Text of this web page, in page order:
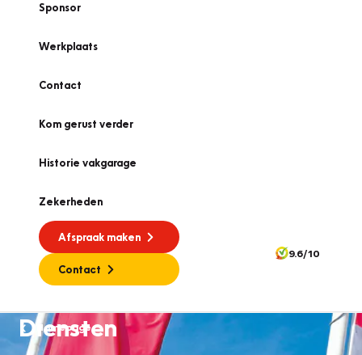
Sponsor
Werkplaats
Contact
Kom gerust verder
Historie vakgarage
Zekerheden
Afspraak maken
Contact
9.6/10
Homepage
Diensten